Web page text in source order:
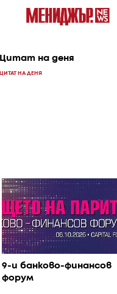
Цитат на деня
ЦИТАТ НА ДЕНЯ
9-и банково-финансов
форум